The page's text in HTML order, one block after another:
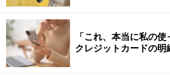
「これ、本当に私の
クレジットカードの明